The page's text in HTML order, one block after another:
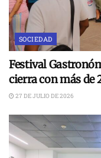
SOCIEDAD
Festival
cierra con más de
27 DE JULIO DE 2026